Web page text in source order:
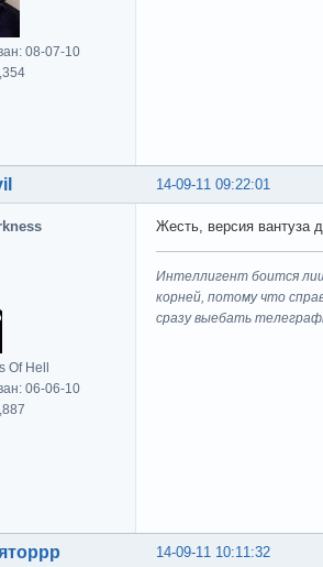
08-07-10
14-09-11 09:22:01
Of Hell
06-06-10
Жесть, версия вантуза
Интеллигент боится
корней, потому что
сразу выeбaть
14-09-11 10:11:32